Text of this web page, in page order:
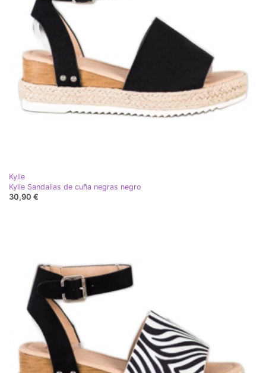
Kylie
Kylie Sandalias de cuña negras negro
30,90 €